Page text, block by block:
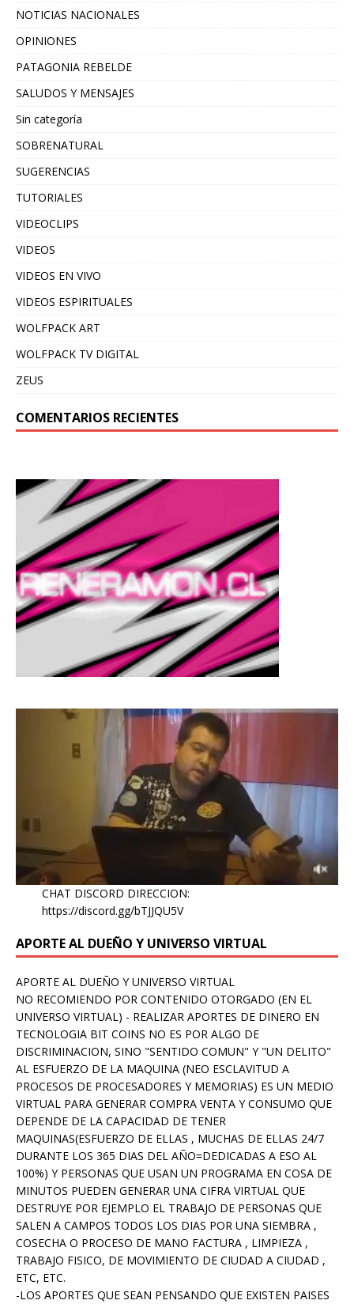
NOTICIAS NACIONALES
OPINIONES
PATAGONIA REBELDE
SALUDOS Y MENSAJES
Sin categoría
SOBRENATURAL
SUGERENCIAS
TUTORIALES
VIDEOCLIPS
VIDEOS
VIDEOS EN VIVO
VIDEOS ESPIRITUALES
WOLFPACK ART
WOLFPACK TV DIGITAL
ZEUS
COMENTARIOS RECIENTES
CHAT DISCORD DIRECCION:
https://discord.gg/bTJJQU5V
APORTE AL DUEÑO Y UNIVERSO VIRTUAL
APORTE AL DUEÑO Y UNIVERSO VIRTUAL
NO RECOMIENDO POR CONTENIDO OTORGADO (EN EL
UNIVERSO VIRTUAL) - REALIZAR APORTES DE DINERO EN
TECNOLOGIA BIT COINS NO ES POR ALGO DE
DISCRIMINACION, SINO "SENTIDO COMUN" Y "UN DELITO"
AL ESFUERZO DE LA MAQUINA (NEO ESCLAVITUD A
PROCESOS DE PROCESADORES Y MEMORIAS) ES UN MEDIO
VIRTUAL PARA GENERAR COMPRA VENTA Y CONSUMO QUE
DEPENDE DE LA CAPACIDAD DE TENER
MAQUINAS(ESFUERZO DE ELLAS , MUCHAS DE ELLAS 24/7
DURANTE LOS 365 DIAS DEL AÑO=DEDICADAS A ESO AL
100%) Y PERSONAS QUE USAN UN PROGRAMA EN COSA DE
MINUTOS PUEDEN GENERAR UNA CIFRA VIRTUAL QUE
DESTRUYE POR EJEMPLO EL TRABAJO DE PERSONAS QUE
SALEN A CAMPOS TODOS LOS DIAS POR UNA SIEMBRA ,
COSECHA O PROCESO DE MANO FACTURA , LIMPIEZA ,
TRABAJO FISICO, DE MOVIMIENTO DE CIUDAD A CIUDAD ,
ETC, ETC.
-LOS APORTES QUE SEAN PENSANDO QUE EXISTEN PAISES